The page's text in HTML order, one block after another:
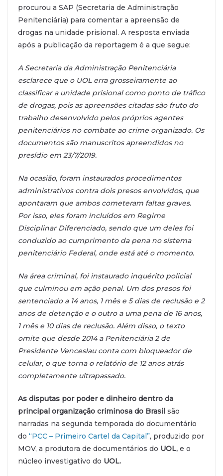
procurou a SAP (Secretaria de Administração
Penitenciária) para comentar a apreensão de
drogas na unidade prisional. A resposta enviada
após a publicação da reportagem é a que segue:
A Secretaria da Administração Penitenciária
esclarece que o UOL erra grosseiramente ao
classificar a unidade prisional como ponto de tráfico
de drogas, pois as apreensões citadas são fruto do
trabalho desenvolvido pelos próprios agentes
penitenciários no combate ao crime organizado. Os
documentos são manuscritos apreendidos no
presídio em 23/7/2019.
Na ocasião, foram instaurados procedimentos
administrativos contra dois presos envolvidos, que
apontaram que ambos cometeram faltas graves.
Por isso, eles foram incluídos em Regime
Disciplinar Diferenciado, sendo que um deles foi
conduzido ao cumprimento da pena no sistema
penitenciário Federal, onde está até o momento.
Na área criminal, foi instaurado inquérito policial
que culminou em ação penal. Um dos presos foi
sentenciado a 14 anos, 1 mês e 5 dias de reclusão e 2
anos de detenção e o outro a uma pena de 16 anos,
1 mês e 10 dias de reclusão. Além disso, o texto
omite que desde 2014 a Penitenciária 2 de
Presidente Venceslau conta com bloqueador de
celular, o que torna o relatório de 12 anos atrás
completamente ultrapassado.
As disputas por poder e dinheiro dentro da
principal organização criminosa do Brasil são
narradas na segunda temporada do documentário
do “PCC – Primeiro Cartel da Capital”, produzido por
MOV, a produtora de documentários do UOL, e o
núcleo investigativo do UOL.